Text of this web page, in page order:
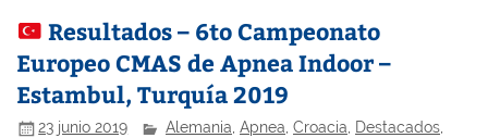
Resultados – 6to Campeonato
Europeo CMAS de Apnea Indoor –
Estambul, Turquía 2019
23 junio 2019 Alemania ,Apnea ,Croacia Destacados